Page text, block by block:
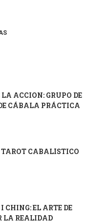
ACCIÓN: GRUPO DE
CÁBALA PRÁCTICA
TAROT CABALÍSTICO
I CHING: EL ARTE DE
LA REALIDAD